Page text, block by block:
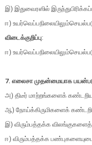
இ) இதுவைரஸில்
ஈ)
விடைக்குறிப்பு:
ஈ)
7. எலைசா முதன்மையாக
அ) திடீர் மாற்றங்களைக்
ஆ) நோய்க்கிருமிகளைக்
இ) விரும்பத்தக்க
ஈ) விரும்பத்தக்க